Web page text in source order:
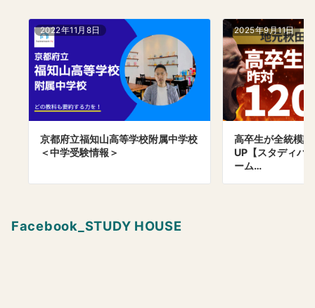
2022年11月8日
京都府立福知山高等学校附属中学校
＜中学受験情報＞
2025年9月11日
高卒生が全統模
UP【スタディハ
ーム…
Facebook_STUDY HOUSE